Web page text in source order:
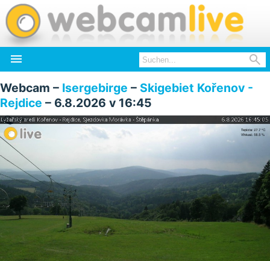
 
Webcam – Isergebirge – Skigebiet Kořenov -
Rejdice – 6.8.2026 v 16:45